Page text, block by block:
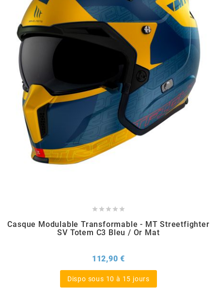
D.I.D
DAYCO
DEESTONE
DELI TIRE
DELLORTO
DMP
DOPPLER
    
Casque Modulable Transformable - MT Streetfighter
SV Totem C3 Bleu / Or Mat
112,90 €
Dispo sous 10 à 15 jours